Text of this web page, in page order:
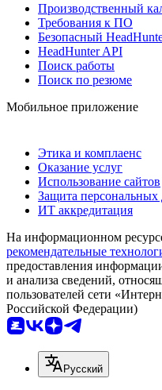
Производственный
Требования к ПО
Безопасный
HeadHunter API
Поиск работы
Поиск по резюме
Мобильное приложение
Этика и комплаенс
Оказание услуг
Использование сайтов
Защита
ИТ аккредитация
На информационном
рекомендательные
предоставления
и анализа сведений,
пользователей сети
Российской Федерации)
Русский